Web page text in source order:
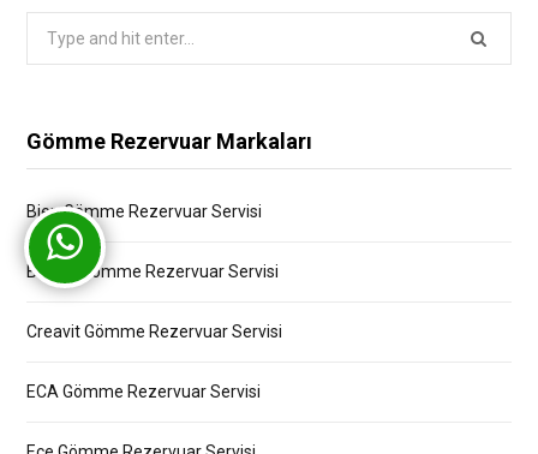
Gömme Rezervuar Markaları
Bien Gömme Rezervuar Servisi
Bocchi Gömme Rezervuar Servisi
Creavit Gömme Rezervuar Servisi
ECA Gömme Rezervuar Servisi